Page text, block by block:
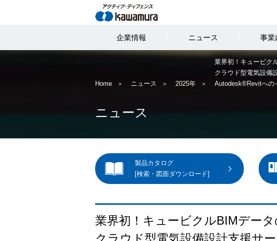
企業情報 ニュース 事業
Home ニュース 2025年
業界初！キュービク
クラウド型電気設備
Autodesk®Revitへの
ニュース
製品カタログ
[検索・図面ダウンロード]
業界初！キュービクルBIMデータ
クラウド型電気設備設計支援サ